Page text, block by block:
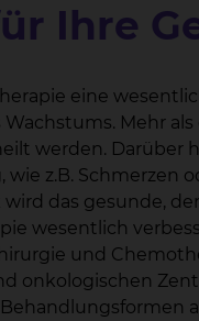
Ihre
eine
Mehr
werden. Darüber
z.B. Schmerzen
das gesunde,
wesentlich
und
onkologischen